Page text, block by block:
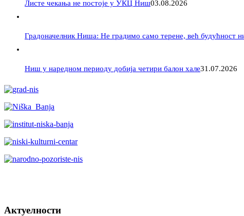
Листе чекања не постоје у УКЦ Ниш03.08.2026
Градоначелник Ниша: Не градимо само терене, већ будућност
Ниш у наредном периоду добија четири балон хале31.07.2026
Актуелности